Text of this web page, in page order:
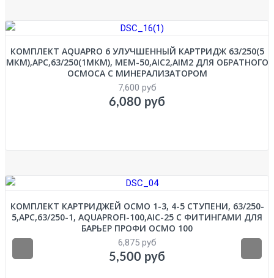
КОМПЛЕКТ AQUAPRO 6 УЛУЧШЕННЫЙ КАРТРИДЖ 63/250(5
МКМ),APC,63/250(1МКМ), MEM-50,AIC2,AIM2 ДЛЯ ОБРАТНОГО
ОСМОСА С МИНЕРАЛИЗАТОРОМ
7,600 руб
6,080 руб
КОМПЛЕКТ КАРТРИДЖЕЙ ОСМО 1-3, 4-5 СТУПЕНИ, 63/250-
5,APC,63/250-1, AQUAPROFI-100,AIC-25 С ФИТИНГАМИ ДЛЯ
БАРЬЕР ПРОФИ ОСМО 100
6,875 руб
5,500 руб